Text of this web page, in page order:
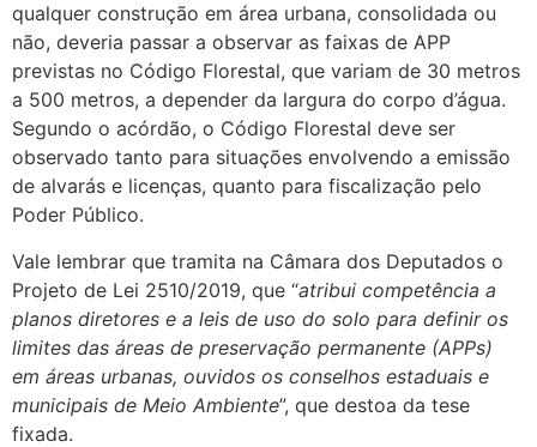
qualquer construção em área urbana, consolidada ou
não, deveria passar a observar as faixas de APP
previstas no Código Florestal, que variam de 30 metros
a 500 metros, a depender da largura do corpo d’água.
Segundo o acórdão, o Código Florestal deve ser
observado tanto para situações envolvendo a emissão
de alvarás e licenças, quanto para fiscalização pelo
Poder Público.
Vale lembrar que tramita na Câmara dos Deputados o
Projeto de Lei 2510/2019, que “atribui competência a
planos diretores e a leis de uso do solo para definir os
limites das áreas de preservação permanente (APPs)
em áreas urbanas, ouvidos os conselhos estaduais e
municipais de Meio Ambiente”, que destoa da tese
fixada.